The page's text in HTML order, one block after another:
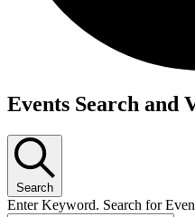
Events Search and
Search
Enter Keyword. Search for